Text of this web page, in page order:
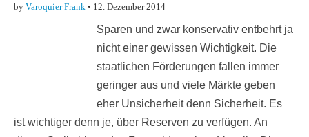
by Varoquier Frank • 12. Dezember 2014
Sparen und zwar konservativ entbehrt ja
nicht einer gewissen Wichtigkeit. Die
staatlichen Förderungen fallen immer
geringer aus und viele Märkte geben
eher Unsicherheit denn Sicherheit. Es
ist wichtiger denn je, über Reserven zu verfügen. An